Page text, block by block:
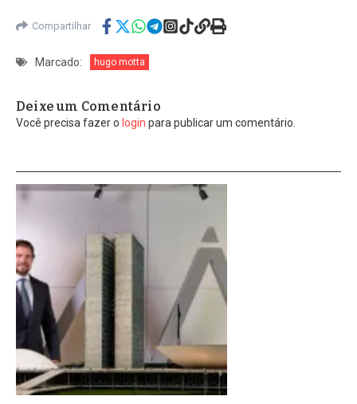
Compartilhar
Marcado: hugo motta
Deixe um Comentário
Você precisa fazer o login para publicar um comentário.